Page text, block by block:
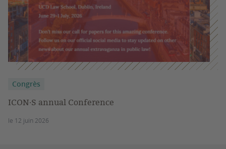
Congrès
ICON·S annual Conference
le 12 juin 2026